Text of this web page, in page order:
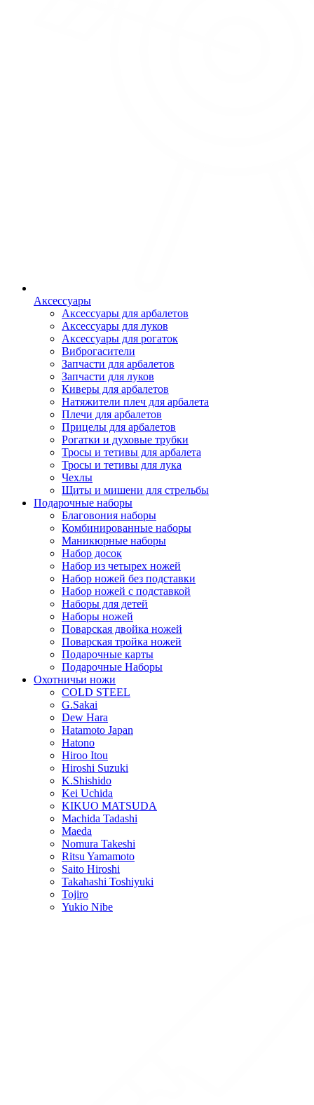
Аксессуары
Аксессуары для арбалетов
Аксессуары для луков
Аксессуары для рогаток
Виброгасители
Запчасти для арбалетов
Запчасти для луков
Киверы для арбалетов
Натяжители плеч для арбалета
Плечи для арбалетов
Прицелы для арбалетов
Рогатки и духовые трубки
Тросы и тетивы для арбалета
Тросы и тетивы для лука
Чехлы
Щиты и мишени для стрельбы
Подарочные наборы
Благовония наборы
Комбинированные наборы
Маникюрные наборы
Набор досок
Набор из четырех ножей
Набор ножей без подставки
Набор ножей с подставкой
Наборы для детей
Наборы ножей
Поварская двойка ножей
Поварская тройка ножей
Подарочные карты
Подарочные Наборы
Охотничьи ножи
COLD STEEL
G.Sakai
Dew Hara
Hatamoto Japan
Hatono
Hiroo Itou
Hiroshi Suzuki
K.Shishido
Kei Uchida
KIKUO MATSUDA
Machida Tadashi
Maeda
Nomura Takeshi
Ritsu Yamamoto
Saito Hiroshi
Takahashi Toshiyuki
Tojiro
Yukio Nibe